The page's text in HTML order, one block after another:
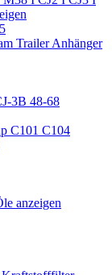
Trailer Anhänger
3B 48-68
C101 C104
anzeigen